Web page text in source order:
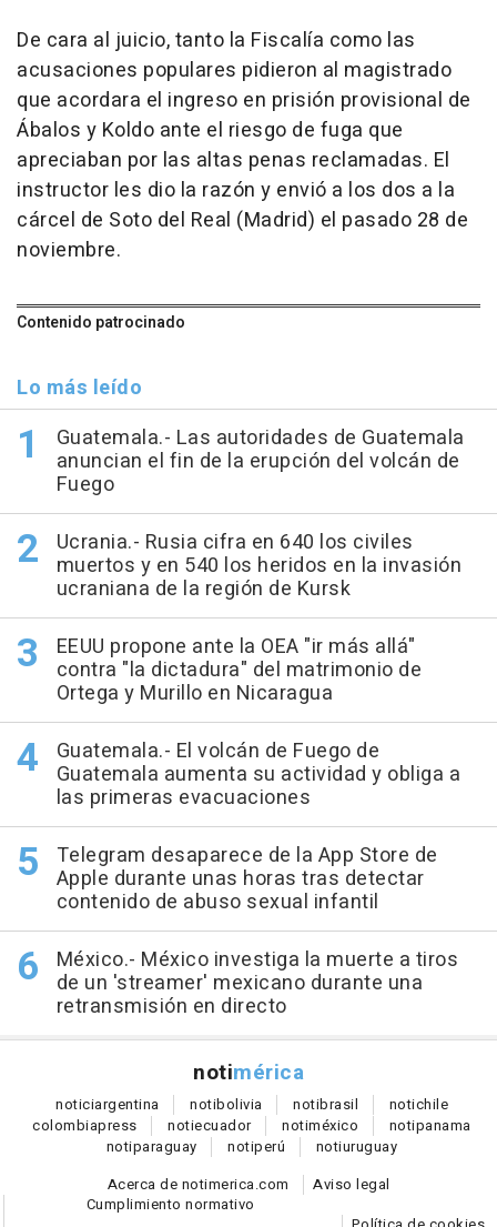
De cara al juicio, tanto la Fiscalía como las
acusaciones populares pidieron al magistrado
que acordara el ingreso en prisión provisional de
Ábalos y Koldo ante el riesgo de fuga que
apreciaban por las altas penas reclamadas. El
instructor les dio la razón y envió a los dos a la
cárcel de Soto del Real (Madrid) el pasado 28 de
noviembre.
Contenido patrocinado
Lo más leído
Guatemala.- Las autoridades de Guatemala
anuncian el fin de la erupción del volcán de
Fuego
Ucrania.- Rusia cifra en 640 los civiles
muertos y en 540 los heridos en la invasión
ucraniana de la región de Kursk
EEUU propone ante la OEA "ir más allá"
contra "la dictadura" del matrimonio de
Ortega y Murillo en Nicaragua
Guatemala.- El volcán de Fuego de
Guatemala aumenta su actividad y obliga a
las primeras evacuaciones
Telegram desaparece de la App Store de
Apple durante unas horas tras detectar
contenido de abuso sexual infantil
México.- México investiga la muerte a tiros
de un 'streamer' mexicano durante una
retransmisión en directo
notimérica
noticiargentina notibolivia notibrasil notichile
colombiapress notiecuador notiméxico notipanama
notiparaguay notiperú notiuruguay
Acerca de notimerica.com
Aviso legal
Cumplimiento normativo